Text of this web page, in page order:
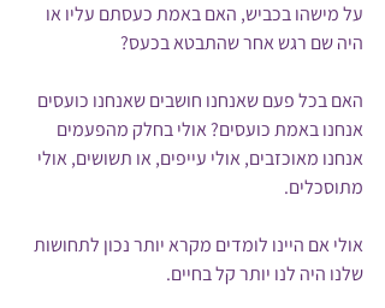
על מישהו בכביש, האם באמת כעסתם עליו או
היה שם רגש אחר שהתבטא בכעס?
האם בכל פעם שאנחנו חושבים שאנחנו כועסים
אנחנו באמת כועסים? אולי בחלק מהפעמים
אנחנו מאוכזבים, אולי עייפים, או תשושים, אולי
מתוסכלים.
אולי אם היינו לומדים מקרא יותר נכון לתחושות
שלנו היה לנו יותר קל בחיים.